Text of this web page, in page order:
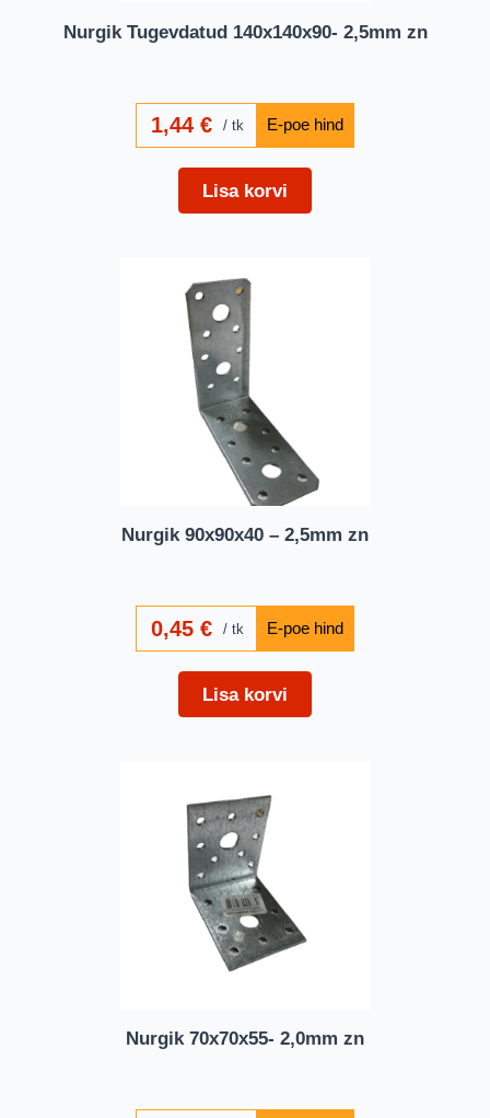
Nurgik Tugevdatud 140x140x90- 2,5mm zn
1,44€ tk
Lisa korvi
Nurgik 90x90x40 – 2,5mm zn
0,45€ tk
Lisa korvi
Nurgik 70x70x55- 2,0mm zn